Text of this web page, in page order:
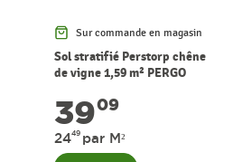
Sur commande en magasin
Sol stratifié Perstorp chêne
de vigne 1,59 m² PERGO
3909
2449 par M²